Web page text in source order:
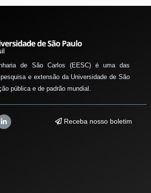
de São Carlos (EESC) é uma das
e extensão da Universidade de São
pública e de padrão mundial.
Receba nosso boletim